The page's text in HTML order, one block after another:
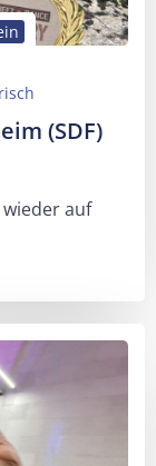
(SDF)
auf